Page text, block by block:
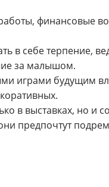
финансовые
в себе терпение,
за малышом.
играми будущим
в выставках, но и
предпочтут